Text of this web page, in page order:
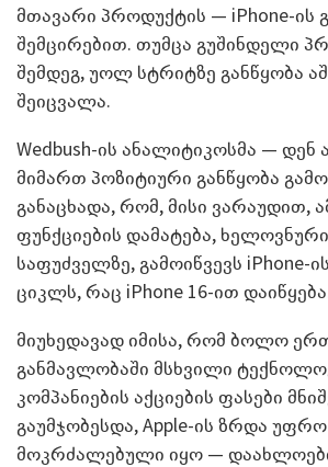
მთავარი პროდუქტის — iPhone-ის
შემცირებით. თუმცა გუშინდელი
შემდეგ, უოლ სტრიტზე განწყობა
შეიცვალა.
Wedbush-ის ანალიტიკოსმა — დენ
მიმართ პოზიტიური განწყობა
განაცხადა, რომ, მისი ვარაუდით,
ფუნქციების დამატება,
საფუძველზე, გამოიწვევს iPhone-
ციკლს, რაც iPhone 16-ით
მიუხედავად იმისა, რომ ბოლო
განმავლობაში მსხვილი
კომპანიების აქციების ფასები
გაუმჯობესდა, Apple-ის ზრდა უფრო
მოკრძალებული იყო —